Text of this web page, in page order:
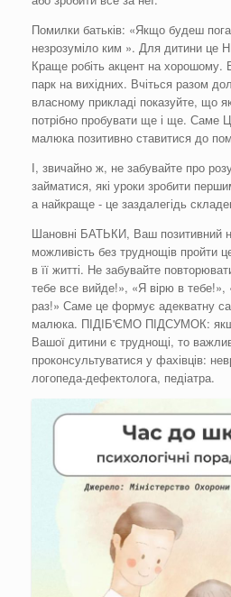
Помилки батьків: «Якщо будеш
незрозуміло ким ». Для дитини це
Краще робіть акцент на хорошому.
парк на вихідних. Вчіться разом
власному прикладі показуйте, що
потрібно пробувати ще і ще. Саме
малюка позитивно ставитися до
І, звичайно ж, не забувайте про
займатися, які уроки зробити
а найкраще - це заздалегідь
Шановні БАТЬКИ, Ваш позитивний
можливість без труднощів пройти
в її житті. Не забувайте
тебе все вийде!», «Я вірю в тебе!»,
раз!» Саме це формує адекватну
малюка. ПІДІБ'ЄМО ПІДСУМОК:
Вашої дитини є труднощі, то
проконсультуватися у фахівців:
логопеда-дефектолога, педіатра.